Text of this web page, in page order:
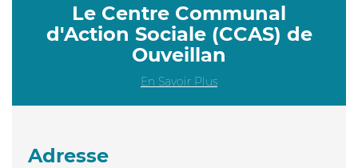
Le Centre Communal
d'Action Sociale (CCAS) de
Ouveillan
En Savoir Plus
Adresse